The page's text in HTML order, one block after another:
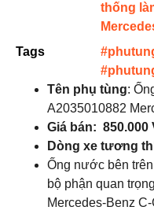
thống
Tags
Tên phụ tùng:
A2035010882
Giá bán: 850.000
Dòng xe tương
Ống nước bên
bộ phận quan
Mercedes-Benz